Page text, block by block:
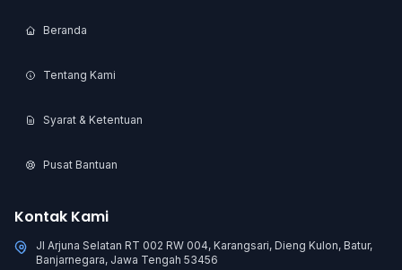
Beranda
Tentang Kami
Syarat & Ketentuan
Pusat Bantuan
Kontak Kami
Jl Arjuna Selatan RT 002 RW 004, Karangsari, Dieng Kulon, Batur,
Banjarnegara, Jawa Tengah 53456